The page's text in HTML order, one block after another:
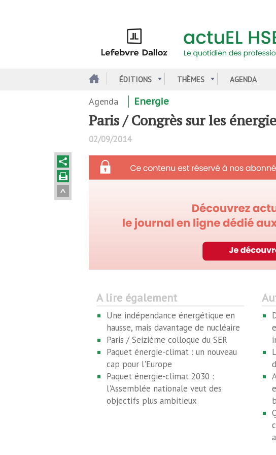
ÉDITIONS THÈMES AGENDA
Agenda Energie
Paris / Congrès sur les
02/09/2014
A lire également
Une indépendance énergétique en
hausse, mais davantage de nucléaire
Paris / Seizième colloque du SER
Paquet énergie-climat : un nouveau
cap pour l'Europe
Paquet énergie-climat 2030 :
l'Assemblée nationale veut des
objectifs plus ambitieux